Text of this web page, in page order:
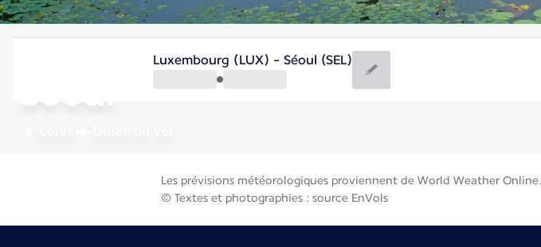
Séoul
Luxembourg (LUX) - Séoul (SEL)
Les prévisions météorologiques proviennent de World Weather
© Textes et photographies : source EnVols